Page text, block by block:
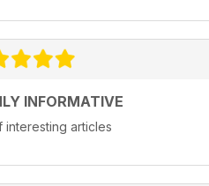
INFORMATIVE
interesting articles